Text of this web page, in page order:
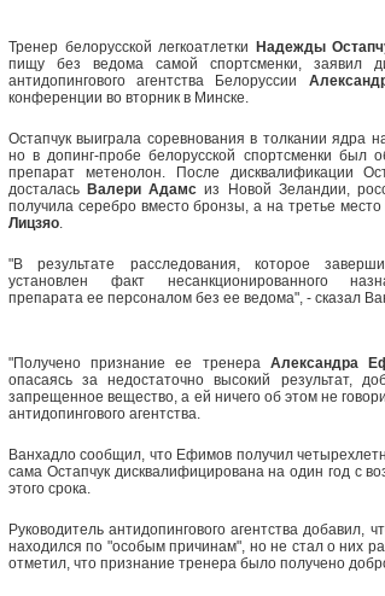
Тренер белорусской легкоатлетки Надежды
пищу без ведома самой спортсменки, заявил
антидопингового агентства Белоруссии
конференции во вторник в Минске.
Остапчук выиграла соревнования в толкании ядра
но в допинг-пробе белорусской спортсменки был
препарат метенолон. После дисквалификации
досталась Валери Адамс из Новой Зеландии,
получила серебро вместо бронзы, а на третье место
Лицзяо.
"В результате расследования, которое
установлен факт несанкционированного
препарата ее персоналом без ее ведома", - сказал
"Получено признание ее тренера Александра
опасаясь за недостаточно высокий результат,
запрещенное вещество, а ей ничего об этом не
антидопингового агентства.
Ванхадло сообщил, что Ефимов получил
сама Остапчук дисквалифицирована на один год с
этого срока.
Руководитель антидопингового агентства добавил,
находился по "особым причинам", но не стал о них
отметил, что признание тренера было получено